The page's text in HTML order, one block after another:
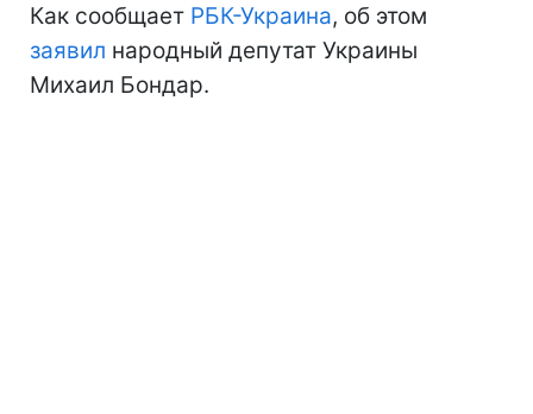
Как сообщает РБК-Украина, об этом
заявил народный депутат Украины
Михаил Бондар.